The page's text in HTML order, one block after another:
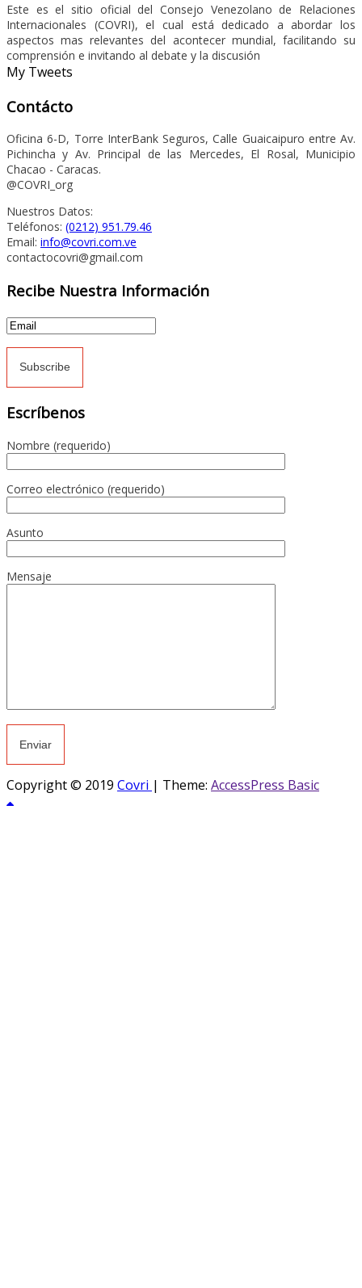
Este es el sitio oficial del Consejo Venezolano de Relaciones
Internacionales (COVRI), el cual está dedicado a abordar los
aspectos mas relevantes del acontecer mundial, facilitando su
comprensión e invitando al debate y la discusión
My Tweets
Contácto
Oficina 6-D, Torre InterBank Seguros, Calle Guaicaipuro entre Av.
Pichincha y Av. Principal de las Mercedes, El Rosal, Municipio
Chacao - Caracas.
@COVRI_org
Nuestros Datos:
Teléfonos: (0212) 951.79.46
Email: info@covri.com.ve
contactocovri@gmail.com
Recibe Nuestra Información
Escríbenos
Nombre (requerido)
Correo electrónico (requerido)
Asunto
Mensaje
Copyright © 2019 Covri | Theme: AccessPress Basic